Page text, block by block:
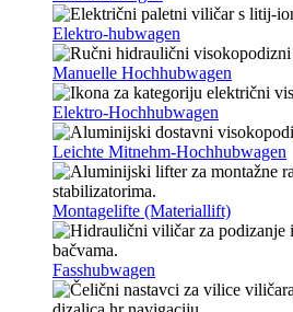
Elektro-hubwagen
Manuelle Hochhubwagen
Elektro-Hochhubwagen
Leichte Mitnehm-Hochhubwagen
Montagelifte (Materiallift)
Fasshubwagen